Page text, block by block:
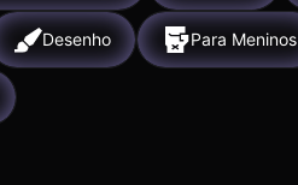
Desenho Para Meninos